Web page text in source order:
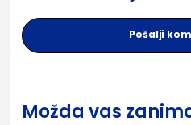
Pošalji
Možda vas